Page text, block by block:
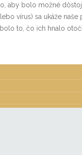
aby bolo možné
vírus) sa ukáže
to, čo ich hnalo otočiť